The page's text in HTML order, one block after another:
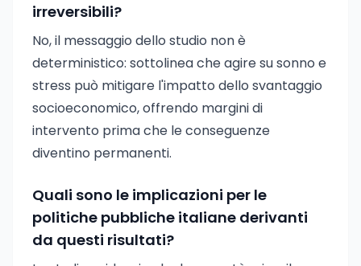
irreversibili?
No, il messaggio dello studio non è
deterministico: sottolinea che agire su sonno e
stress può mitigare l'impatto dello svantaggio
socioeconomico, offrendo margini di
intervento prima che le conseguenze
diventino permanenti.
Quali sono le implicazioni per le
politiche pubbliche italiane derivanti
da questi risultati?